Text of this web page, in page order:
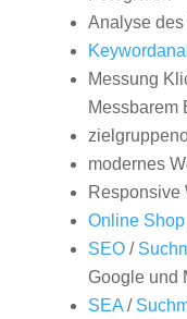
Analyse
Messung
Messbarem
modernes
Responsive
Online Shop
SEO/
Google und
SEA/